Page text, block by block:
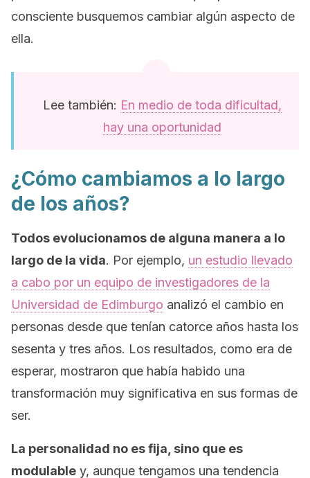
consciente busquemos cambiar algún aspecto de
ella.
Lee también: En medio de toda dificultad,
hay una oportunidad
¿Cómo cambiamos a lo largo
de los años?
Todos evolucionamos de alguna manera a lo
largo de la vida. Por ejemplo, un estudio llevado
a cabo por un equipo de investigadores de la
Universidad de Edimburgo analizó el cambio en
personas desde que tenían catorce años hasta los
sesenta y tres años. Los resultados, como era de
esperar, mostraron que había habido una
transformación muy significativa en sus formas de
ser.
La personalidad no es fija, sino que es
modulable y, aunque tengamos una tendencia